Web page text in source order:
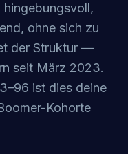
ohne sich zu
der Struktur —
seit März 2023.
ist dies deine
Kohorte